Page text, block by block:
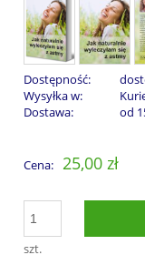
Dostępność:
Wysyłka w:
Dostawa:
od
Cena nie zawiera
Cena: 25,00 zł
szt.